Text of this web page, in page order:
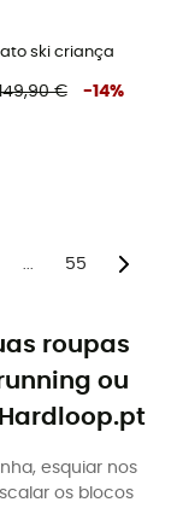
ski criança
€ -14%
55
roupas
ou
esquiar nos
os blocos